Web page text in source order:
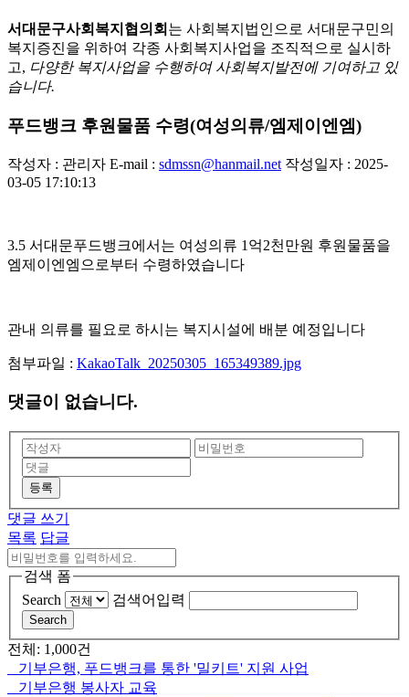
서대문구사회복지협의회 는 사회복지법인으로 서대문구민의
복지증진을 위하여 각종 사회복지사업을 조직적으로 실시하
고, 다양한 복지사업을 수행하여 사회복지발전에 기여하고 있
습니다.
푸드뱅크 후원물품 수령(여성의류/엠제이엔엠)
작성자 : 관리자 E-mail : sdmssn@hanmail.net 작성일자 : 2025-
03-05 17:10:13
3.5 서대문푸드뱅크에서는 여성의류 1억2천만원 후원물품을
엠제이엔엠으로부터 수령하였습니다
관내 의류를 필요로 하시는 복지시설에 배분 예정입니다
첨부파일 : KakaoTalk_20250305_165349389.jpg
댓글이 없습니다.
등록
댓글 쓰기
목록 답글
검색 폼
Search
검색어입력
Search
전체: 1,000건
기부은행, 푸드뱅크를 통한 '밀키트' 지원 사업
기부은행 봉사자 교육